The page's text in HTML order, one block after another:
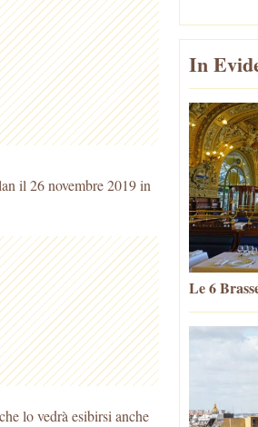
il 26 novembre 2019 in
lo vedrà esibirsi anche
In
Le 6